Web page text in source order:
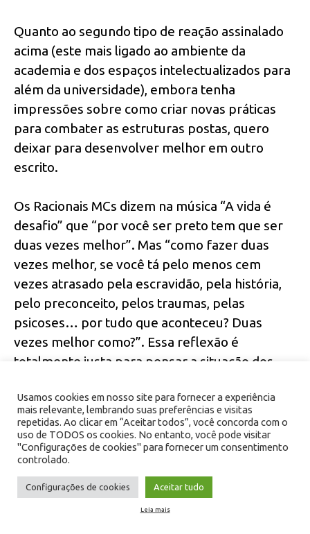
Quanto ao segundo tipo de reação assinalado
acima (este mais ligado ao ambiente da
academia e dos espaços intelectualizados para
além da universidade), embora tenha
impressões sobre como criar novas práticas
para combater as estruturas postas, quero
deixar para desenvolver melhor em outro
escrito.
Os Racionais MCs dizem na música “A vida é
desafio” que “por você ser preto tem que ser
duas vezes melhor”. Mas “como fazer duas
vezes melhor, se você tá pelo menos cem
vezes atrasado pela escravidão, pela história,
pelo preconceito, pelos traumas, pelas
psicoses… por tudo que aconteceu? Duas
vezes melhor como?”. Essa reflexão é
totalmente justa para pensar a situação dos
político-social de ser um intelectual. Os
traumas, as psicoses, o preconceito, o mundo
branco atuam todos os dias para nos derrubar.
Essa tentativa de derrubada pode assumir
muitas formas – como, por exemplo, nunca
fazer uma crítica séria ao interlocutor e
Usamos cookies em nosso site para fornecer a experiência
mais relevante, lembrando suas preferências e visitas
repetidas. Ao clicar em “Aceitar todos”, você concorda com o
uso de TODOS os cookies. No entanto, você pode visitar
"Configurações de cookies" para fornecer um consentimento
controlado.
Configurações de cookies Aceitar tudo
Leia mais